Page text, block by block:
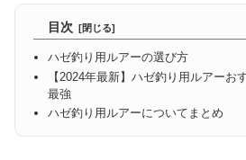
目次
ハゼ釣り用ルアーの選び方
【2024年最新】ハゼ釣り用ルアーお
最強
ハゼ釣り用ルアーについてまとめ